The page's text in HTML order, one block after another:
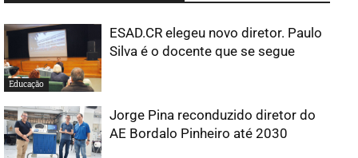
Educação
ESAD.CR elegeu novo diretor. Paulo
Silva é o docente que se segue
Jorge Pina reconduzido diretor do
AE Bordalo Pinheiro até 2030